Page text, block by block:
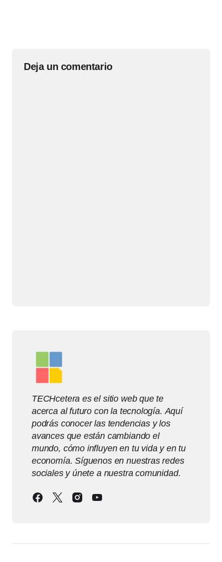
Deja un comentario
TECHcetera es el sitio web que te
acerca al futuro con la tecnología. Aquí
podrás conocer las tendencias y los
avances que están cambiando el
mundo, cómo influyen en tu vida y en tu
economía. Síguenos en nuestras redes
sociales y únete a nuestra comunidad.